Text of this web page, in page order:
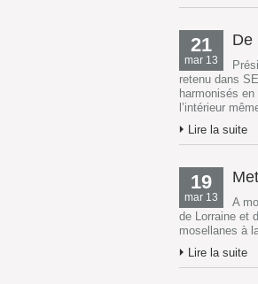
21
mar 13
De
retenu dans
harmonisés
l’intérieur
Lire la suite
19
mar 13
A
de Lorraine et
mosellanes à
Lire la suite